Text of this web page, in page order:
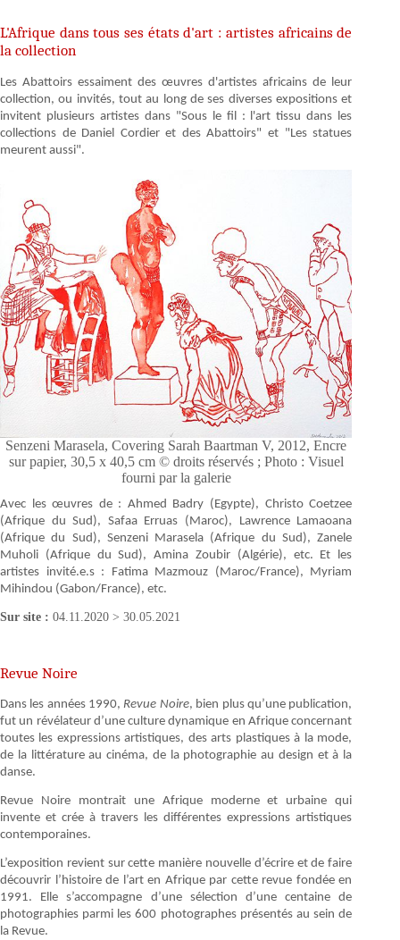
L'Afrique dans tous ses états d'art : artistes africains de
la collection
Les Abattoirs essaiment des œuvres d'artistes africains de leur
collection, ou invités, tout au long de ses diverses expositions et
invitent plusieurs artistes dans "Sous le fil : l'art tissu dans les
collections de Daniel Cordier et des Abattoirs" et "Les statues
meurent aussi".
Senzeni Marasela, Covering Sarah Baartman V, 2012, Encre
sur papier, 30,5 x 40,5 cm © droits réservés ; Photo : Visuel
fourni par la galerie
Avec les œuvres de : Ahmed Badry (Egypte), Christo Coetzee
(Afrique du Sud), Safaa Erruas (Maroc), Lawrence Lamaoana
(Afrique du Sud), Senzeni Marasela (Afrique du Sud), Zanele
Muholi (Afrique du Sud), Amina Zoubir (Algérie), etc. Et les
artistes invité.e.s : Fatima Mazmouz (Maroc/France), Myriam
Mihindou (Gabon/France), etc.
Sur site : 04.11.2020 > 30.05.2021
Revue Noire
Dans les années 1990,Revue Noire, bien plus qu’une publication,
fut un révélateur d’une culture dynamique en Afrique concernant
toutes les expressions artistiques, des arts plastiques à la mode,
de la littérature au cinéma, de la photographie au design et à la
danse.
Revue Noire montrait une Afrique moderne et urbaine qui
invente et crée à travers les différentes expressions artistiques
contemporaines.
L’exposition revient sur cette manière nouvelle d’écrire et de faire
découvrir l’histoire de l’art en Afrique par cette revue fondée en
1991. Elle s’accompagne d’une sélection d’une centaine de
photographies parmi les 600 photographes présentés au sein de
la Revue.